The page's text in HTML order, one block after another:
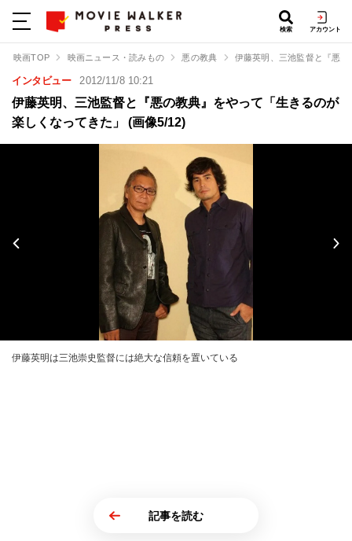
検索 アカウント
映画TOP 映画ニュース・読みもの 悪の教典 伊藤英明、三池監督と『悪
インタビュー 2012/11/8 10:21
伊藤英明、三池監督と『悪の教典』をやって「生きるのが
楽しくなってきた」 (画像5/12)
伊藤英明は三池崇史監督には絶大な信頼を置いている
記事を読む